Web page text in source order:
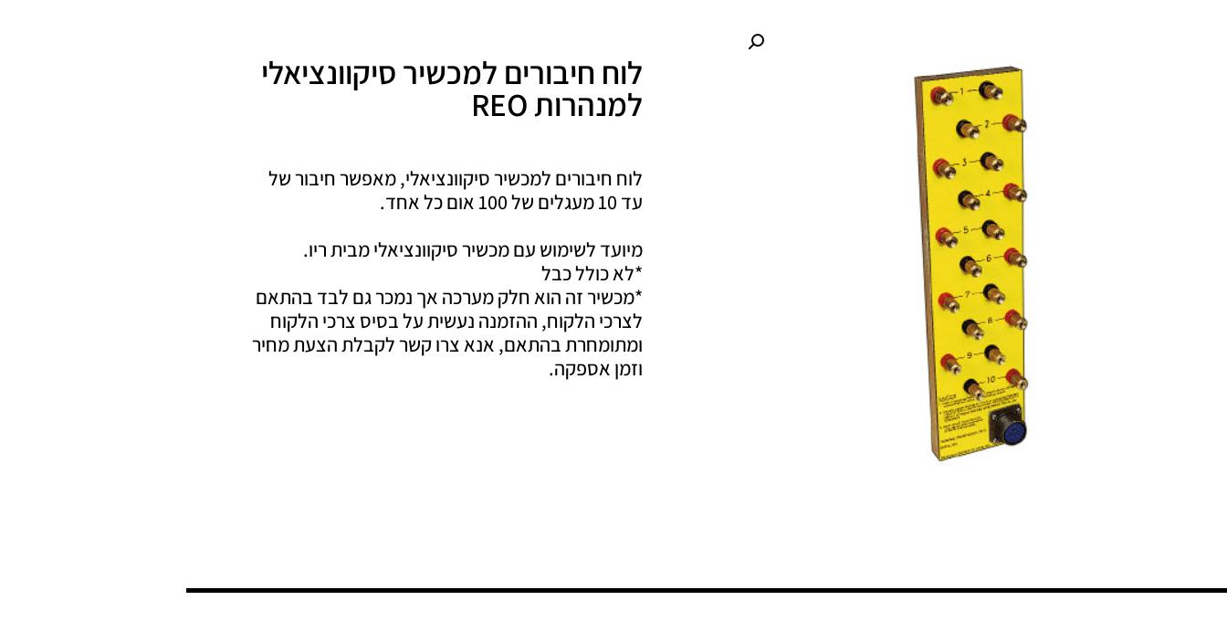
לוח חיבורים למכשיר סיקוונציאלי
למנהרות REO
לוח חיבורים למכשיר סיקוונציאלי, מאפשר חיבור של
עד 10 מעגלים של 100 אום כל אחד.
מיועד לשימוש עם מכשיר סיקוונציאלי מבית ריו.
*לא כולל כבל
*מכשיר זה הוא חלק מערכה אך נמכר גם לבד בהתאם
לצרכי הלקוח, ההזמנה נעשית על בסיס צרכי הלקוח
ומתומחרת בהתאם, אנא צרו קשר לקבלת הצעת מחיר
וזמן אספקה.